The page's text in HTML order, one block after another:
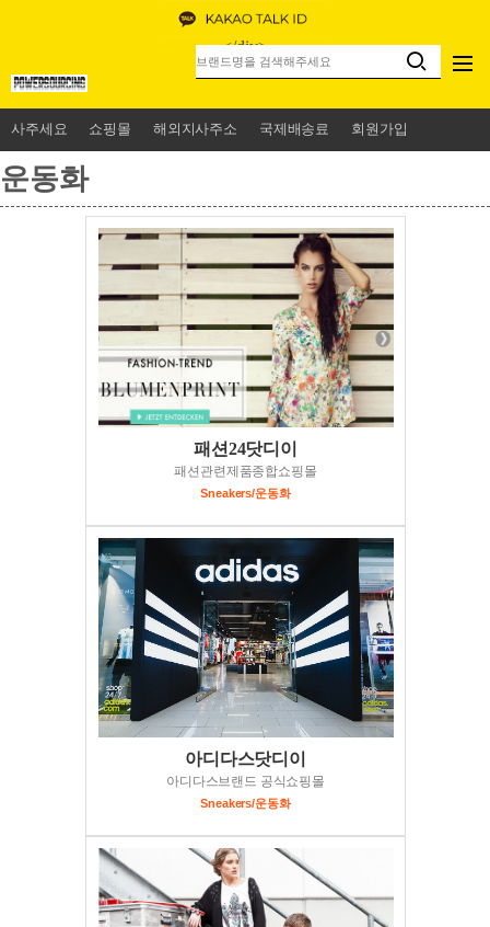
</div>
사주세요 쇼핑몰 해외지사주소 국제배송료 회원가입
운동화
패션24닷디이
패션관련제품종합쇼핑몰
Sneakers/운동화
아디다스닷디이
아디다스브랜드 공식쇼핑몰
Sneakers/운동화